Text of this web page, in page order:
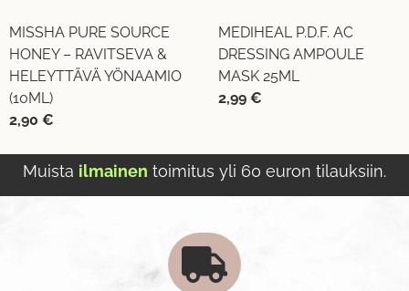
MISSHA PURE SOURCE
HONEY – RAVITSEVA &
HELEYTTÄVÄ YÖNAAMIO
(10ML)
2,90 €
MEDIHEAL P.D.F. AC
DRESSING AMPOULE
MASK 25ML
2,99 €
Muista ilmainen toimitus yli 60 euron tilauksiin.